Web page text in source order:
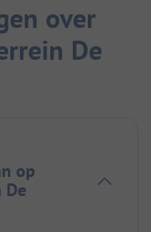
over
De
op